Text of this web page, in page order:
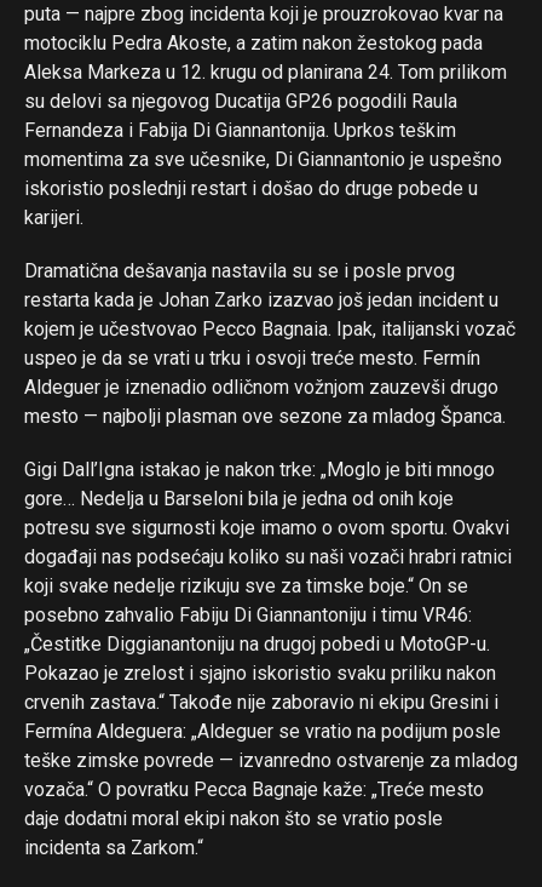
puta — najpre zbog incidenta koji je prouzrokovao kvar na
motociklu Pedra Akoste, a zatim nakon žestokog pada
Aleksa Markeza u 12. krugu od planirana 24. Tom prilikom
su delovi sa njegovog Ducatija GP26 pogodili Raula
Fernandeza i Fabija Di Giannantonija. Uprkos teškim
momentima za sve učesnike, Di Giannantonio je uspešno
iskoristio poslednji restart i došao do druge pobede u
karijeri.
Dramatična dešavanja nastavila su se i posle prvog
restarta kada je Johan Zarko izazvao još jedan incident u
kojem je učestvovao Pecco Bagnaia. Ipak, italijanski vozač
uspeo je da se vrati u trku i osvoji treće mesto. Fermín
Aldeguer je iznenadio odličnom vožnjom zauzevši drugo
mesto — najbolji plasman ove sezone za mladog Španca.
Gigi Dall’Igna istakao je nakon trke: „Moglo je biti mnogo
gore… Nedelja u Barseloni bila je jedna od onih koje
potresu sve sigurnosti koje imamo o ovom sportu. Ovakvi
događaji nas podsećaju koliko su naši vozači hrabri ratnici
koji svake nedelje rizikuju sve za timske boje.“ On se
posebno zahvalio Fabiju Di Giannantoniju i timu VR46:
„Čestitke Diggianantoniju na drugoj pobedi u MotoGP-u.
Pokazao je zrelost i sjajno iskoristio svaku priliku nakon
crvenih zastava.“ Takođe nije zaboravio ni ekipu Gresini i
Fermína Aldeguera: „Aldeguer se vratio na podijum posle
teške zimske povrede — izvanredno ostvarenje za mladog
vozača.“ O povratku Pecca Bagnaje kaže: „Treće mesto
daje dodatni moral ekipi nakon što se vratio posle
incidenta sa Zarkom.“